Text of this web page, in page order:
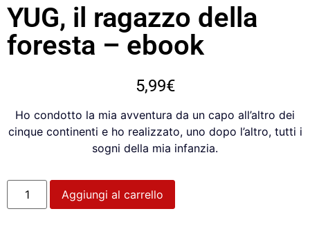
YUG, il ragazzo della
foresta – ebook
5,99€
Ho condotto la mia avventura da un capo all’altro dei
cinque continenti e ho realizzato, uno dopo l’altro, tutti i
sogni della mia infanzia.
Aggiungi al carrello